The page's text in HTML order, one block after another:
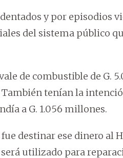
y por episodios
del sistema público
de combustible de G.
También tenían la
a G. 1.056 millones.
destinar ese dinero al
utilizado para